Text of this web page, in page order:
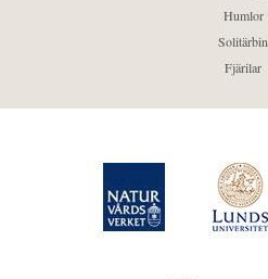
Humlor
Solitärbin
Fjärilar